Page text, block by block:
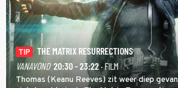
TIP
THE MATRIX RESURRECTIONS
VANAVOND 20:30 - 23:22· FILM
Thomas (Keanu Reeves) zit weer diep